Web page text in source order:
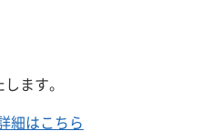
ます。
細はこちら